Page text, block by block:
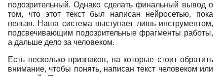
подозрительный. Однако сделать финальный вывод о
том, что этот текст был написан нейросетью, пока
нельзя. Наша система выступает лишь инструментом,
подсвечивающим подозрительные фрагменты работы,
а дальше дело за человеком.
Есть несколько признаков, на которые стоит обратить
внимание, чтобы понять, написан текст человеком или